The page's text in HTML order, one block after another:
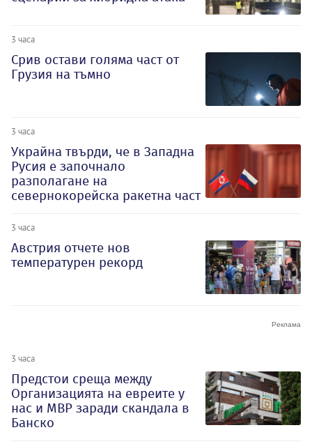
3 часа
Срив остави голяма част от
Грузия на тъмно
3 часа
Украйна твърди, че в Западна
Русия е започнало
разполагане на
севернокорейска ракетна част
3 часа
Австрия отчете нов
температурен рекорд
3 часа
Предстои среща между
Организацията на евреите у
нас и МВР заради скандала в
Банско